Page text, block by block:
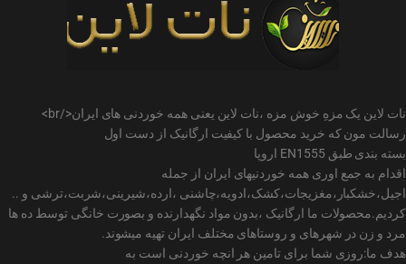
نات لاین یک مزهِ خوش مزه ،نات لاین یعنی همه خوردنی های ایران</br>
رسالت مون که خرید محصول با کیفیت ارگانیک از دست اول
بسته بندی طبق EN1555 اروپا
اقدام به جمع اوری همه خوردنیهای ایران از جمله
اجیل،خشکبار،مغزیجات،کشک،ادویه،چاشنی ،ارده،شیرینی،شربت،ترشی و ..
کردیم.محصولات ما ارگانیک ،بدون مواد نگهدارنده و بصورت خانگی توسط ده ها
مرد و زن در شهرهای و روستاهای مختلف ایران تهیه میشوند.
هدف ما:روزی شما برای تامین هر انچه خوردنی است به